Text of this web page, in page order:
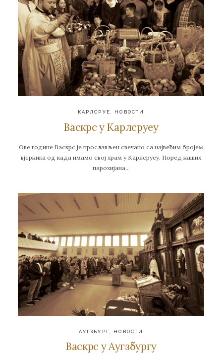
КАРЛСРУЕ НОВОСТИ
Васкрс у Карлсруеу
Ове године Васкрс је прослављен свечано са највећим бројем
вјерника од када имамо свој храм у Карлсруеу. Поред наших
парохијана…
АУГЗБУРГ НОВОСТИ
Васкрс у Аугзбургу